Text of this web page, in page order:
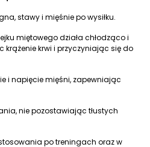
stawy i mięśnie po wysiłku.
miętowego działa chłodząco i
krwi i przyczyniając się do
i napięcie mięśni, zapewniając
nie pozostawiając tłustych
po treningach oraz w